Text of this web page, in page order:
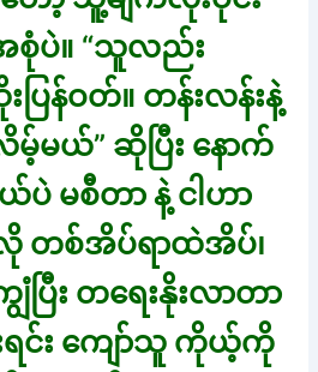
စုံပဲ။ “သူလည်း
ြန်ဝတ်။ တန်းလန်းနဲ့
မယ်” ဆိုပြီး နောက်
မစီတာ နဲ့ ငါဟာ
တစ်အိပ်ရာထဲအိပ်၊
ြီး တရေးနိုးလာတာ
ရင်း ကျော်သူ ကိုယ့်ကို